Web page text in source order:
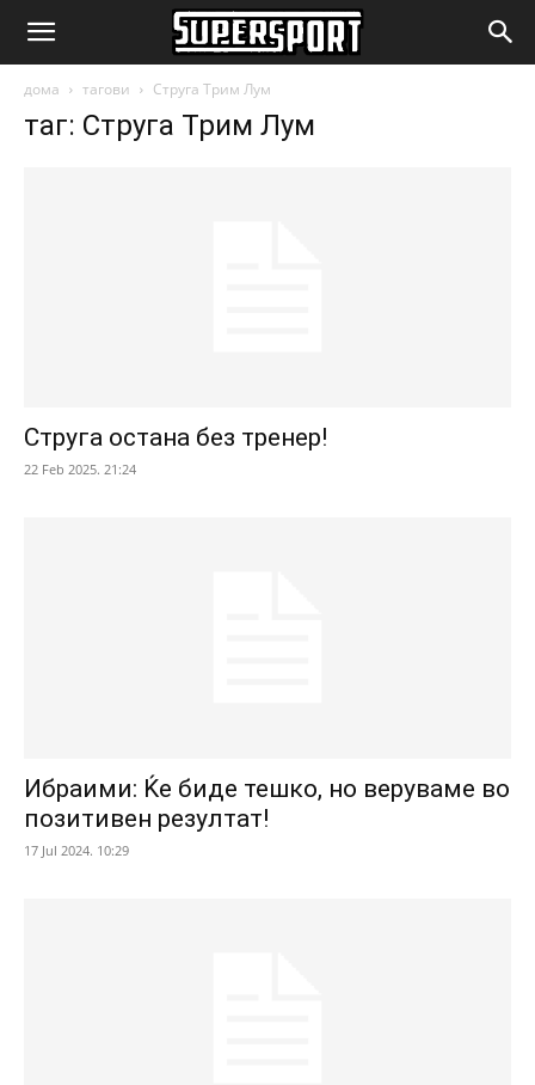
SuperSport.mk
дома тагови Струга Трим Лум
таг: Струга Трим Лум
Струга остана без тренер!
22 Feb 2025. 21:24
Ибраими: Ќе биде тешко, но веруваме во
позитивен резултат!
17 Jul 2024. 10:29